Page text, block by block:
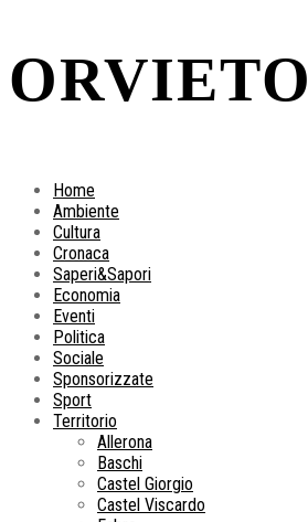
ORVIETO
Home
Ambiente
Cultura
Cronaca
Saperi&Sapori
Economia
Eventi
Politica
Sociale
Sponsorizzate
Sport
Territorio
Allerona
Baschi
Castel Giorgio
Castel Viscardo